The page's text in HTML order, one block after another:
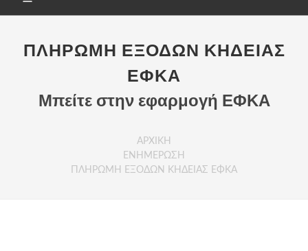
ΠΛΗΡΩΜΗ ΕΞΟΔΩΝ ΚΗΔΕΙΑΣ
ΕΦΚΑ
Μπείτε στην εφαρμογή ΕΦΚΑ
ΑΡΧΙΚΗ
ΕΝΗΜΕΡΩΣΗ
ΠΛΗΡΩΜΗ ΕΞΟΔΩΝ ΚΗΔΕΙΑΣ ΕΦΚΑ